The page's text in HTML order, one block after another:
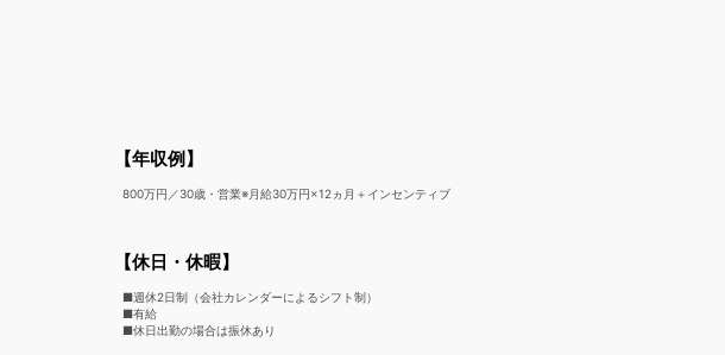
【年収例】
800万円／30歳・営業※月給30万円×12ヵ月＋インセンティブ
【休日・休暇】
■週休2日制（会社カレンダーによるシフト制）
■有給
■休日出勤の場合は振休あり